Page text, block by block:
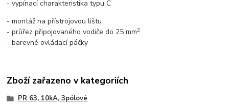
- vypínací charakteristika typu C
- montáž na přístrojovou lištu
- průřez připojovaného vodiče do 25 mm2
- barevné ovládací páčky
Zboží zařazeno v kategoriích
PR 63, 10kA, 3pólové